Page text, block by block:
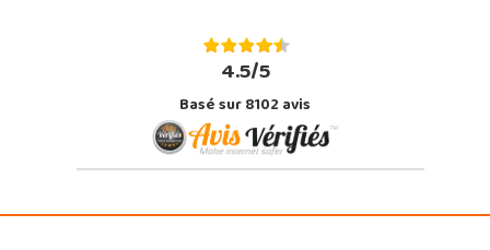
4.5/5
Basé sur 8102 avis